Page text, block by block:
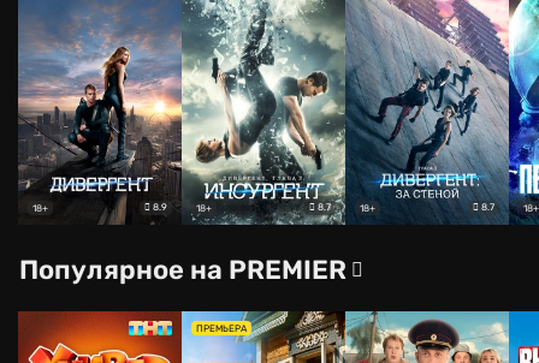
18+ 8.9 18+ 8.7 18+ 8.7 18+
Популярное на PREMIER
ПРЕМЬЕРА